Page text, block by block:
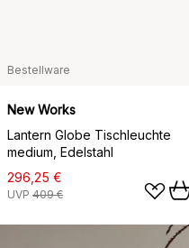
Bestellware
New Works
Lantern Globe Tischleuchte
medium, Edelstahl
296,25 €
UVP 409 €